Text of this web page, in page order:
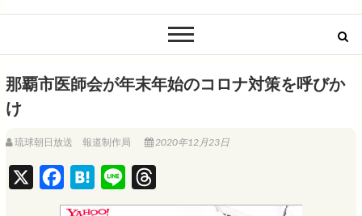
QAB NEWS Headline
那覇市医師会が年末年始のコロナ対策を呼びか
け
琉球朝日放送 報道制作局 2020年12月23日
a
H
a
i
h